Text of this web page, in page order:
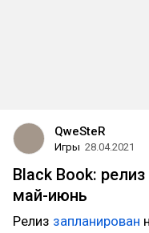
QweSteR
Игры 28.04.2021
Black Book:
май-июнь
Релиз запланирован